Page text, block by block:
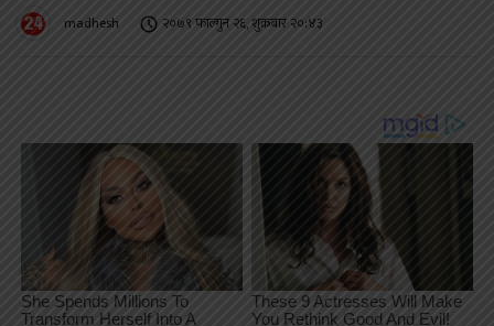
madhesh २०७९ फाल्गुन २६, शुक्रबार २०:४३